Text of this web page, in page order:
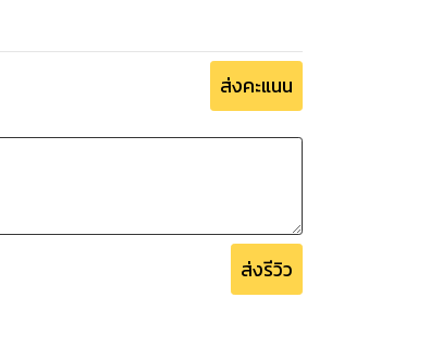
ส่งคะแนน
ส่งรีวิว